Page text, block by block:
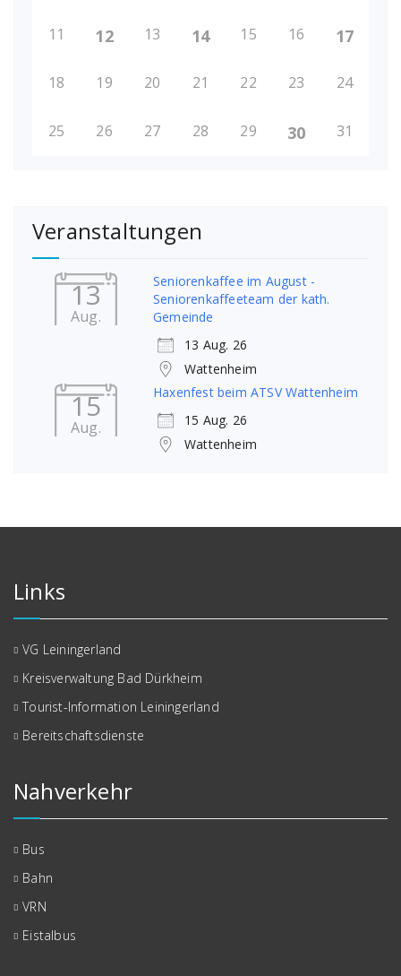
11 12 13 14 15 16 17
18 19 20 21 22 23 24
25 26 27 28 29 30 31
Veranstaltungen
13
Aug.
Seniorenkaffee im August -
Seniorenkaffeeteam der kath.
Gemeinde
13 Aug. 26
Wattenheim
15
Aug.
Haxenfest beim ATSV Wattenheim
15 Aug. 26
Wattenheim
Links
VG Leiningerland
Kreisverwaltung Bad Dürkheim
Tourist-Information Leiningerland
Bereitschaftsdienste
Nahverkehr
Bus
Bahn
VRN
Eistalbus